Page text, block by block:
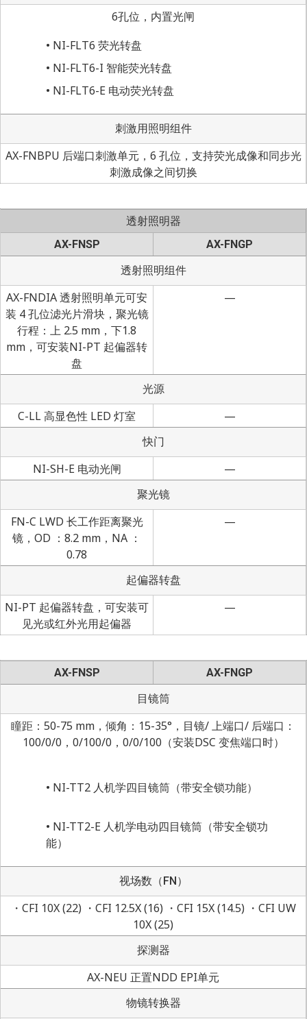
6孔位，内置光闸
NI-FLT6 荧光转盘
NI-FLT6-I 智能荧光转盘
NI-FLT6-E 电动荧光转盘
刺激用照明组件
AX-FNBPU 后端口刺激单元，6 孔位，支持荧光成像和同步光
刺激成像之间切换
透射照明器
AX-FNSP
AX-FNGP
透射照明组件
AX-FNDIA 透射照明单元可安
装 4 孔位滤光片滑块，聚光镜
行程：上 2.5 mm，下1.8
mm，可安装NI-PT 起偏器转
盘
—
光源
C-LL 高显色性 LED 灯室 —
快门
NI-SH-E 电动光闸 —
聚光镜
FN-C LWD 长工作距离聚光
镜，OD ：8.2 mm，NA ：
0.78
—
起偏器转盘
NI-PT 起偏器转盘，可安装可
见光或红外光用起偏器
—
AX-FNSP AX-FNGP
目镜筒
瞳距：50-75 mm，倾角：15-35°，目镜/ 上端口/ 后端口：
100/0/0，0/100/0，0/0/100（安装DSC 变焦端口时）
NI-TT2 人机学四目镜筒（带安全锁功能）
NI-TT2-E 人机学电动四目镜筒（带安全锁功
能）
视场数（FN）
・CFI 10X (22) ・CFI 12.5X (16) ・CFI 15X (14.5) ・CFI UW
10X (25)
探测器
AX-NEU 正置NDD EPI单元
物镜转换器